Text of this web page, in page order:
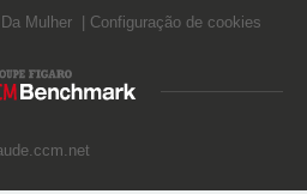
Mulher Configuração de cookies